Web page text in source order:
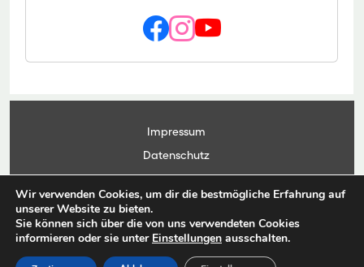
Impressum
Datenschutz
Kontakt
Anwendungsportal
© Copyright Landesbetrieb Landwirtschaft Hessen 2026
Wir verwenden Cookies, um dir die bestmögliche Erfahrung auf
unserer Website zu bieten.
Sie können sich über die von uns verwendeten Cookies
informieren oder sie unter Einstellungen ausschalten.